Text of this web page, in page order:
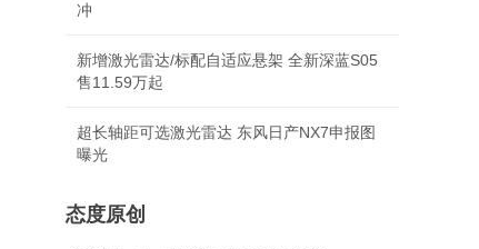
冲
新增激光雷达/标配自适应悬架 全新深蓝S05
售11.59万起
超长轴距可选激光雷达 东风日产NX7申报图
曝光
态度原创